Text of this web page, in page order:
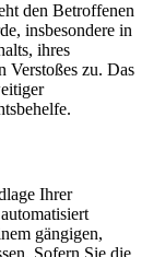
den Betroffenen
insbesondere in
ihres
Verstoßes zu. Das
Ihrer
gängigen,
Sofern Sie die